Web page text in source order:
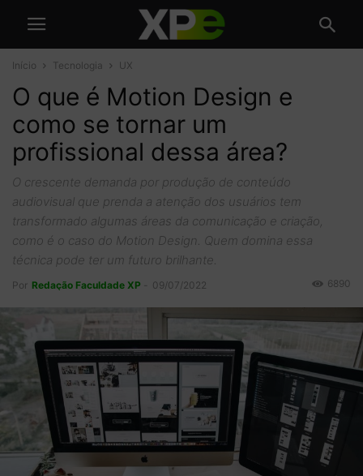
Início Tecnologia UX
O que é Motion Design e
como se tornar um
profissional dessa área?
O crescente demanda por produção de conteúdo
audiovisual que prenda a atenção dos usuários tem
transformado algumas áreas da comunicação e criação,
como é o caso do Motion Design. Quem domina essa
técnica pode ter um futuro brilhante.
Por Redação Faculdade XP 09/07/2022 6890